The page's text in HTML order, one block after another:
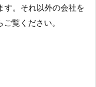
す。それ以外の会社を
覧ください。